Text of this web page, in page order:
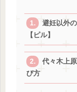
避妊以外
【ピル】
代々木上
び方